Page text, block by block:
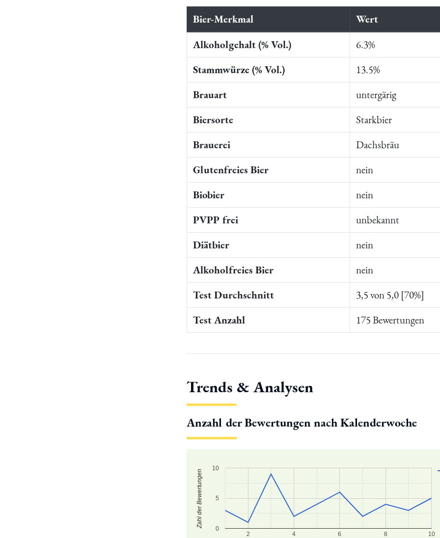
Bier-Merkmal
Wert
Alkoholgehalt (% Vol.)
6.3%
Stammwürze (% Vol.)
13.5%
Brauart
untergärig
Biersorte
Starkbier
Brauerei
Dachsbräu
Glutenfreies Bier
nein
Biobier
nein
PVPP frei
unbekannt
Diätbier
nein
Alkoholfreies Bier
nein
Test Durchschnitt
3,5 von 5,0 [70%]
Test Anzahl
175 Bewertungen
Trends & Analysen
Anzahl der Bewertungen nach Kalenderwoche
2 4 6 8 10
0
5
10
Zahl der Bewertungen